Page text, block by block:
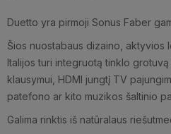
Duetto yra pirmoji Sonus Faber
Šios nuostabaus dizaino, aktyvios
Italijos turi integruotą tinklo
klausymui, HDMI jungtį TV
patefono ar kito muzikos šaltinio
Galima rinktis iš natūralaus